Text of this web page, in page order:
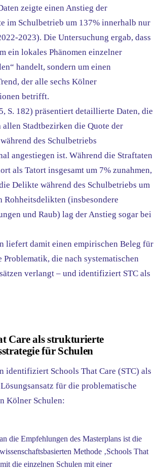
zeigte einen Anstieg der
im Schulbetrieb um 137% innerhalb nur
2023). Die Untersuchung ergab, dass
ein lokales Phänomen einzelner
handelt, sondern um einen
der alle sechs Kölner
betrifft.
S. 182) präsentiert detaillierte Daten, die
allen Stadtbezirken die Quote der
des Schulbetriebs
angestiegen ist. Während die Straftaten
als Tatort insgesamt um 7% zunahmen,
Delikte während des Schulbetriebs um
Rohheitsdelikten (insbesondere
und Raub) lag der Anstieg sogar bei
liefert damit einen empirischen Beleg für
Problematik, die nach systematischen
verlangt – und identifiziert STC als
Care als strukturierte
für Schulen
identifiziert Schools That Care (STC) als
für die problematische
Kölner Schulen:
die Empfehlungen des Masterplans ist die
Methode ‚Schools That
die einzelnen Schulen mit einer